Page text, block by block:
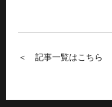
＜ 記事一覧はこちら